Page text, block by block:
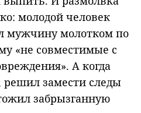
молодой человек
мужчину молотком по
«не совместимые с
А когда
решил замести следы
забрызганную